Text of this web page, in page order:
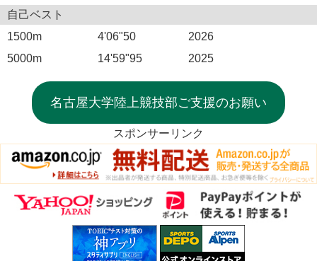
自己ベスト
1500m
4'06"50
2026
5000m
14'59"95 2025
名古屋大学陸上競技部ご支援のお願い
スポンサーリンク